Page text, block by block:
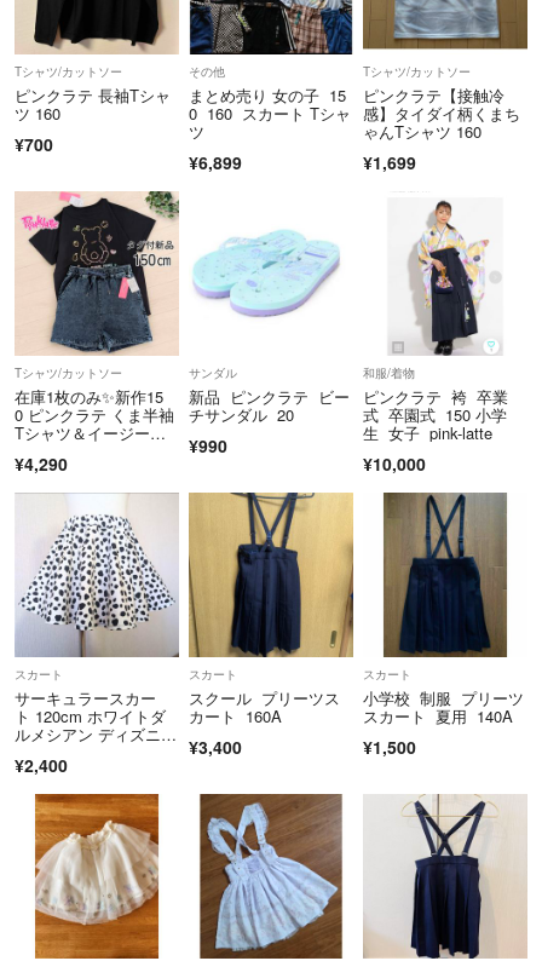
Tシャツ/カットソー
ピンクラテ 長袖Tシャ
ツ 160
¥700
その他
まとめ売り 女の子 15
0 160 スカート Tシャ
ツ
¥6,899
Tシャツ/カットソー
ピンクラテ【接触冷
感】タイダイ柄くまち
ゃんTシャツ 160
¥1,699
Tシャツ/カットソー
在庫1枚のみ✨新作15
0 ピンクラテ くま半袖
Tシャツ＆イージーシ
¥4,290
サンダル
新品 ピンクラテ ビー
チサンダル 20
¥990
和服/着物
ピンクラテ 袴 卒業
式 卒園式 150 小学
生 女子 pink-latte
¥10,000
スカート
サーキュラースカー
ト 120cm ホワイトダ
ルメシアン ディズニ
ンス アニマル
¥2,400
スカート
スクール プリーツス
カート 160A
¥3,400
スカート
小学校 制服 プリーツ
スカート 夏用 140A
¥1,500